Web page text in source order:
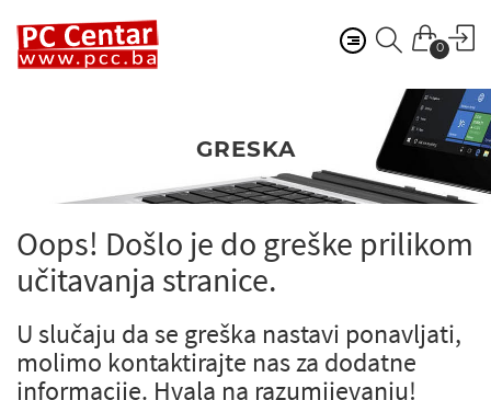
0
GRESKA
Oops! Došlo je do greške prilikom
učitavanja stranice.
U slučaju da se greška nastavi ponavljati,
molimo kontaktirajte nas za dodatne
informacije. Hvala na razumijevanju!